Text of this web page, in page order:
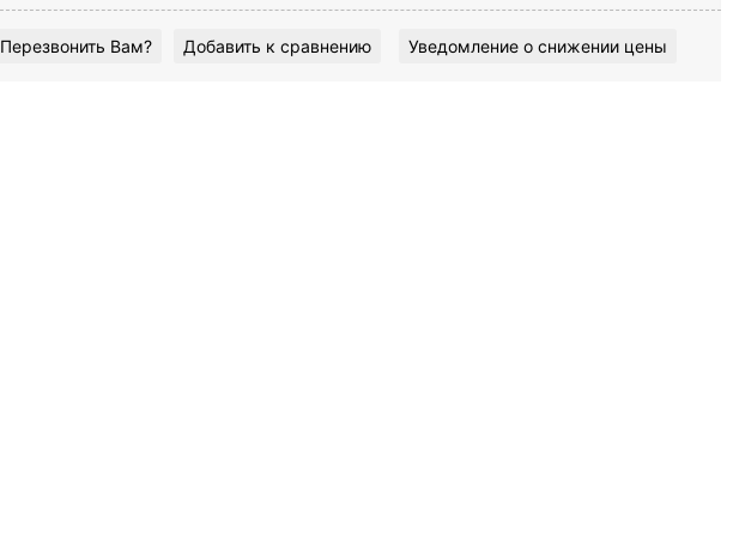
Перезвонить Вам? Добавить к сравнению Уведомление о снижении цены